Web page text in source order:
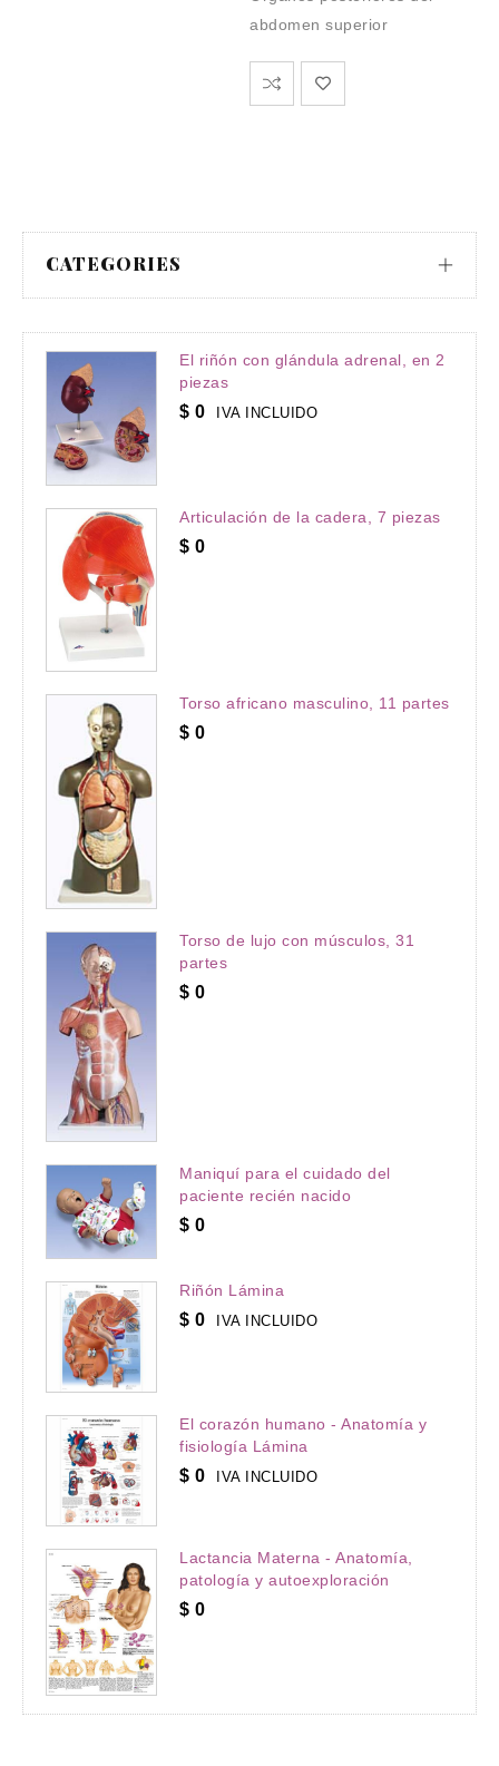
CATEGORIES
El riñón con glándula adrenal, en 2
piezas
$ 0 IVA INCLUIDO
Articulación de la cadera, 7 piezas
$ 0
Torso africano masculino, 11 partes
$ 0
Torso de lujo con músculos, 31
partes
$ 0
Maniquí para el cuidado del
paciente recién nacido
$ 0
Riñón Lámina
$ 0 IVA INCLUIDO
El corazón humano - Anatomía y
fisiología Lámina
$ 0 IVA INCLUIDO
Lactancia Materna - Anatomía,
patología y autoexploración
$ 0
abdomen superior